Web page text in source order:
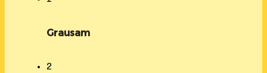
Grausam
2